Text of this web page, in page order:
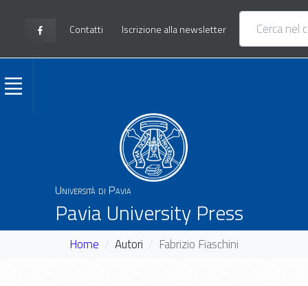
Contatti Iscrizione alla newsletter
Università di Pavia
Pavia University Press
Home Autori Fabrizio Fiaschini